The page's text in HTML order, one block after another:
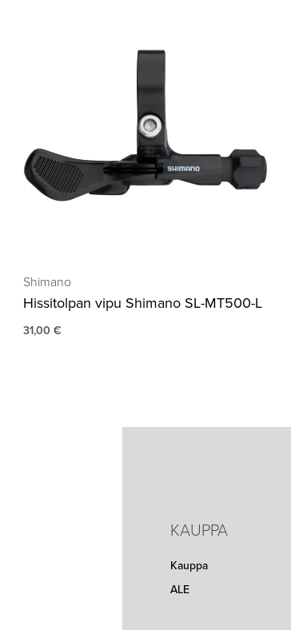
Shimano
Hissitolpan vipu Shimano SL-MT500-L
31,00 €
KAUPPA
Kauppa
ALE